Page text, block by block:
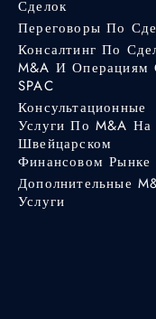
Сделок
Переговоры По
Консалтинг По
M&A И Операциям
SPAC
Консультационные
Услуги По M&A На
Швейцарском
Финансовом Рынке
Дополнительные
Услуги